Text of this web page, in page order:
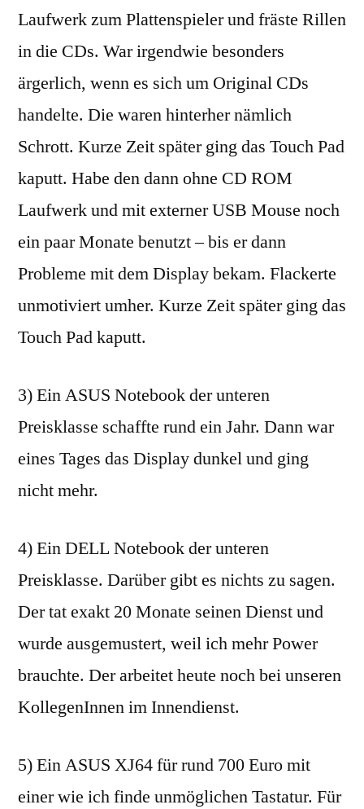
Laufwerk zum Plattenspieler und fräste Rillen
in die CDs. War irgendwie besonders
ärgerlich, wenn es sich um Original CDs
handelte. Die waren hinterher nämlich
Schrott. Kurze Zeit später ging das Touch Pad
kaputt. Habe den dann ohne CD ROM
Laufwerk und mit externer USB Mouse noch
ein paar Monate benutzt – bis er dann
Probleme mit dem Display bekam. Flackerte
unmotiviert umher. Kurze Zeit später ging das
Touch Pad kaputt.
3) Ein ASUS Notebook der unteren
Preisklasse schaffte rund ein Jahr. Dann war
eines Tages das Display dunkel und ging
nicht mehr.
4) Ein DELL Notebook der unteren
Preisklasse. Darüber gibt es nichts zu sagen.
Der tat exakt 20 Monate seinen Dienst und
wurde ausgemustert, weil ich mehr Power
brauchte. Der arbeitet heute noch bei unseren
KollegenInnen im Innendienst.
5) Ein ASUS XJ64 für rund 700 Euro mit
einer wie ich finde unmöglichen Tastatur. Für